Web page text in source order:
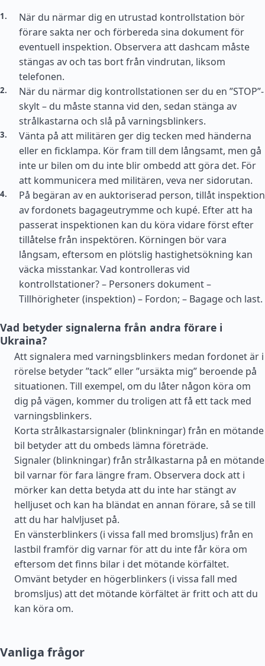
När du närmar dig en utrustad kontrollstation bör
förare sakta ner och förbereda sina dokument för
eventuell inspektion. Observera att dashcam måste
stängas av och tas bort från vindrutan, liksom
telefonen.
När du närmar dig kontrollstationen ser du en ”STOP”-
skylt – du måste stanna vid den, sedan stänga av
strålkastarna och slå på varningsblinkers.
Vänta på att militären ger dig tecken med händerna
eller en ficklampa. Kör fram till dem långsamt, men gå
inte ur bilen om du inte blir ombedd att göra det. För
att kommunicera med militären, veva ner sidorutan.
På begäran av en auktoriserad person, tillåt inspektion
av fordonets bagageutrymme och kupé. Efter att ha
passerat inspektionen kan du köra vidare först efter
tillåtelse från inspektören. Körningen bör vara
långsam, eftersom en plötslig hastighetsökning kan
väcka misstankar. Vad kontrolleras vid
kontrollstationer? – Personers dokument –
Tillhörigheter (inspektion) – Fordon; – Bagage och last.
Vad betyder signalerna från andra förare i
Ukraina?
Att signalera med varningsblinkers medan fordonet är i
rörelse betyder ”tack” eller ”ursäkta mig” beroende på
situationen. Till exempel, om du låter någon köra om
dig på vägen, kommer du troligen att få ett tack med
varningsblinkers.
Korta strålkastarsignaler (blinkningar) från en mötande
bil betyder att du ombeds lämna företräde.
Signaler (blinkningar) från strålkastarna på en mötande
bil varnar för fara längre fram. Observera dock att i
mörker kan detta betyda att du inte har stängt av
helljuset och kan ha bländat en annan förare, så se till
att du har halvljuset på.
En vänsterblinkers (i vissa fall med bromsljus) från en
lastbil framför dig varnar för att du inte får köra om
eftersom det finns bilar i det mötande körfältet.
Omvänt betyder en högerblinkers (i vissa fall med
bromsljus) att det mötande körfältet är fritt och att du
kan köra om.
Vanliga frågor